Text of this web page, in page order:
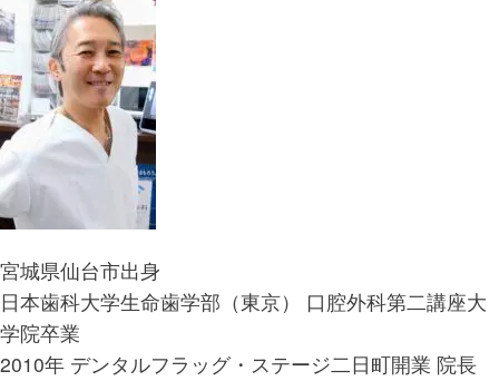
宮城県仙台市出身
日本歯科大学生命歯学部（東京） 口腔外科第二講座大
学院卒業
2010年 デンタルフラッグ・ステージ二日町開業 院長